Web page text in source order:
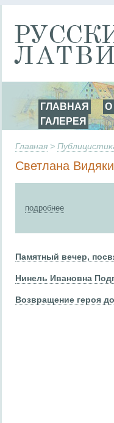
ГЛАВНАЯ О
ГАЛЕРЕЯ
Главная >
Светлана
подробнее
Памятный вечер,
Нинель Ивановна
Возвращение героя